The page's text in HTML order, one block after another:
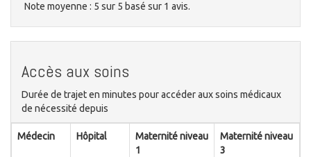
Note moyenne : 5 sur 5 basé sur 1 avis.
Accès aux soins
Durée de trajet en minutes pour accéder aux soins médicaux
de nécessité depuis
Médecin Hôpital
Maternité niveau
1
Maternité niveau
3